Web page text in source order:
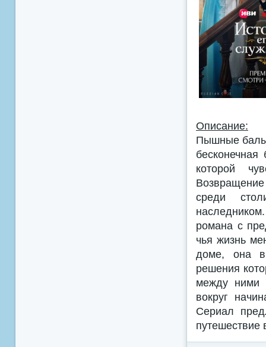
Описание:
Пышные
которой
среди
романа с
чья жизнь
доме, она
решения
между ними
вокруг
Сериал
путешествие